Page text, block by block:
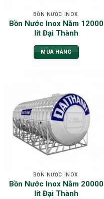
BỒN NƯỚC INOX
Bồn Nước Inox Nằm 12000
lít Đại Thành
MUA HÀNG
BỒN NƯỚC INOX
Bồn Nước Inox Nằm 20000
lít Đại Thành